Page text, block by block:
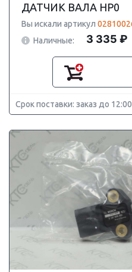
ДАТЧИК ВАЛА HP0
Вы искали артикул
Наличные:
3 335 ₽
Срок поставки: заказ до